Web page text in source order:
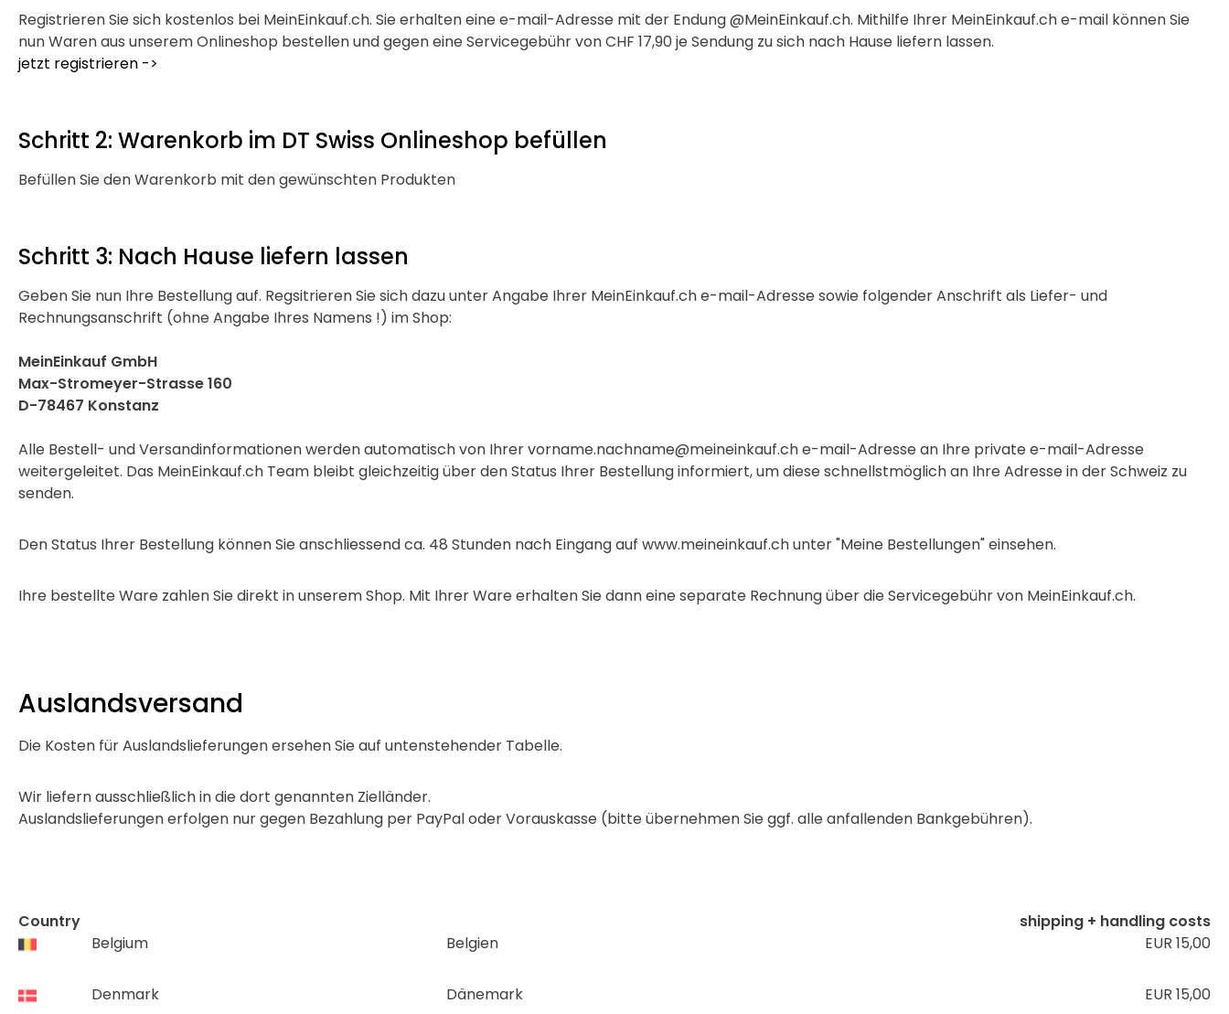
Registrieren Sie sich kostenlos bei MeinEinkauf.ch. Sie erhalten eine e-mail-Adresse mit der Endung @MeinEinkauf.ch. Mithilfe Ihrer MeinEinkauf.ch e-mail können Sie
nun Waren aus unserem Onlineshop bestellen und gegen eine Servicegebühr von CHF 17,90 je Sendung zu sich nach Hause liefern lassen.
jetzt registrieren ->
Schritt 2: Warenkorb im DT Swiss Onlineshop befüllen
Befüllen Sie den Warenkorb mit den gewünschten Produkten
Schritt 3: Nach Hause liefern lassen
Geben Sie nun Ihre Bestellung auf. Regsitrieren Sie sich dazu unter Angabe Ihrer MeinEinkauf.ch e-mail-Adresse sowie folgender Anschrift als Liefer- und
Rechnungsanschrift (ohne Angabe Ihres Namens !) im Shop:
MeinEinkauf GmbH
Max-Stromeyer-Strasse 160
D-78467 Konstanz
Alle Bestell- und Versandinformationen werden automatisch von Ihrer vorname.nachname@meineinkauf.ch e-mail-Adresse an Ihre private e-mail-Adresse
weitergeleitet. Das MeinEinkauf.ch Team bleibt gleichzeitig über den Status Ihrer Bestellung informiert, um diese schnellstmöglich an Ihre Adresse in der Schweiz zu
senden.
Den Status Ihrer Bestellung können Sie anschliessend ca. 48 Stunden nach Eingang auf www.meineinkauf.ch unter "Meine Bestellungen" einsehen.
Ihre bestellte Ware zahlen Sie direkt in unserem Shop. Mit Ihrer Ware erhalten Sie dann eine separate Rechnung über die Servicegebühr von MeinEinkauf.ch.
Auslandsversand
Die Kosten für Auslandslieferungen ersehen Sie auf untenstehender Tabelle.
Wir liefern ausschließlich in die dort genannten Zielländer.
Auslandslieferungen erfolgen nur gegen Bezahlung per PayPal oder Vorauskasse (bitte übernehmen Sie ggf. alle anfallenden Bankgebühren).
Country
shipping + handling costs
Belgium
Belgien EUR 15,00
Denmark Dänemark EUR 15,00